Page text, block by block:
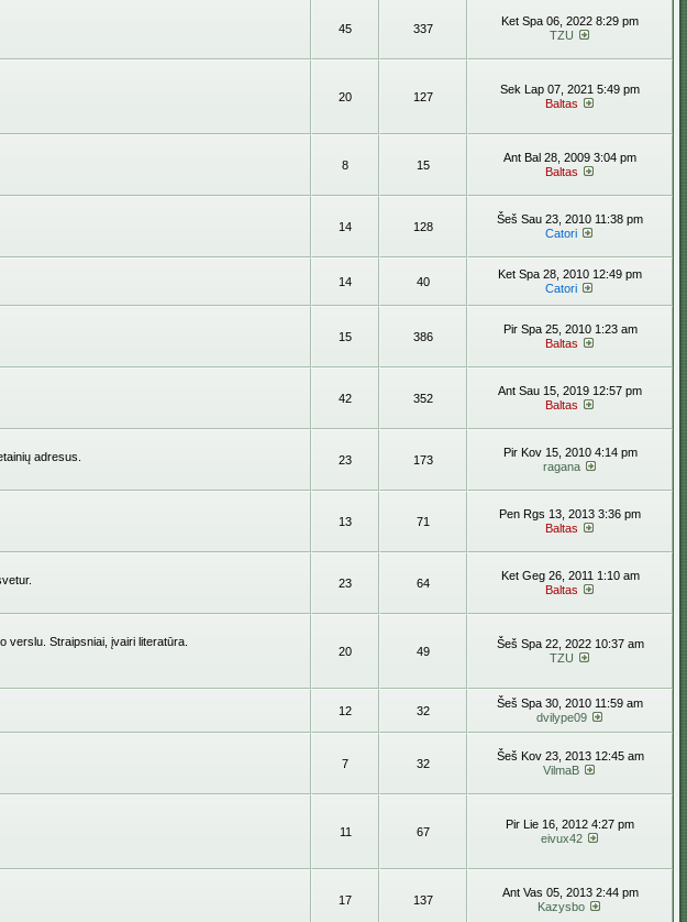
45 337
Ket Spa 06, 2022 8:29 pm
TZU
20 127
Sek Lap 07, 2021 5:49 pm
Baltas
8 15
Ant Bal 28, 2009 3:04 pm
Baltas
14 128
Šeš Sau 23, 2010 11:38 pm
Catori
14 40
Ket Spa 28, 2010 12:49 pm
Catori
15 386
Pir Spa 25, 2010 1:23 am
Baltas
42 352
Ant Sau 15, 2019 12:57 pm
Baltas
adresus.
23 173
Pir Kov 15, 2010 4:14 pm
ragana
13 71
Pen Rgs 13, 2013 3:36 pm
Baltas
23 64
Ket Geg 26, 2011 1:10 am
Baltas
verslu. Straipsniai, įvairi literatūra.
20 49
Šeš Spa 22, 2022 10:37 am
TZU
12 32
Šeš Spa 30, 2010 11:59 am
dvilype09
7 32
Šeš Kov 23, 2013 12:45 am
VilmaB
11 67
Pir Lie 16, 2012 4:27 pm
eivux42
17 137
Ant Vas 05, 2013 2:44 pm
Kazysbo